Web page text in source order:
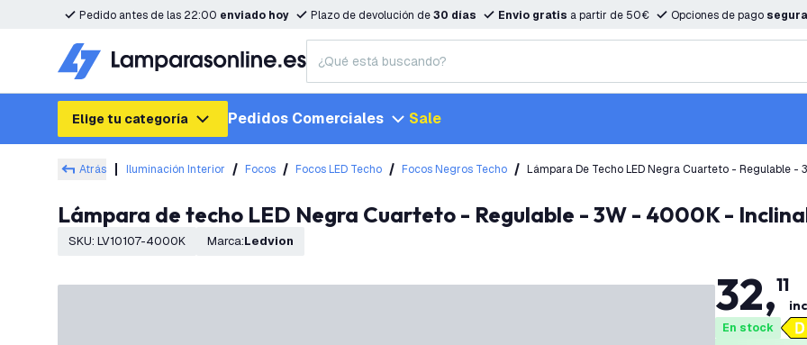
Pedido antes de las 22:00 enviado hoy Plazo de devolución de30 días Envio gratis a partir de 50€ Opciones de pago
Elige tu categoría Pedidos Comerciales Sale
Atrás Iluminación Interior Focos Focos LED Techo Focos Negros Techo Lámpara De Techo LED Negra Cuarteto - Regulable
Lámpara de techo LED Negra Cuarteto - Regulable - 3W - 4000K -
SKU: LV10107-4000K Marca: Ledvion
32,11
En stock